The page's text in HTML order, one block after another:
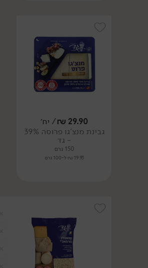
29.90
₪/ יח׳
גבינת מנצ'גו פרוסה 39%
- גד
150 גרם
19.93 ₪ ל-100 גרם